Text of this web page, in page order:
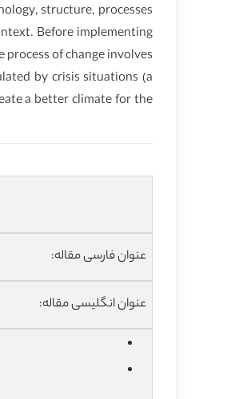
structure, processes
Before implementing
of change involves
by crisis situations (a
a better climate for the
عنوان فارسی مقاله:
عنوان انگلیسی مقاله: